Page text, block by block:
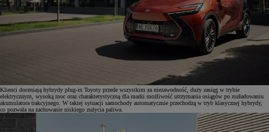
Klienci doceniają hybrydy plug-in Toyoty przede wszystkim za niezawodność, duży zasięg w trybie
elektrycznym, wysoką moc oraz charakterystyczną dla marki możliwość utrzymania osiągów po rozładowaniu
akumulatora trakcyjnego. W takiej sytuacji samochody automatycznie przechodzą w tryb klasycznej hybrydy,
co pozwala na zachowanie niskiego zużycia paliwa.